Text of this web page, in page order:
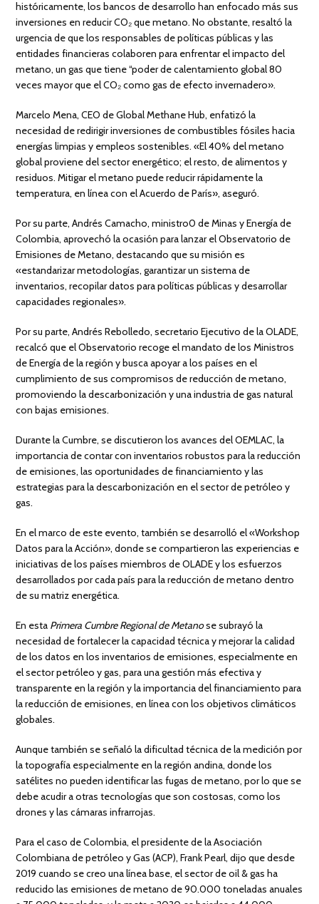
históricamente, los bancos de desarrollo han enfocado más sus
inversiones en reducir CO₂ que metano. No obstante, resaltó la
urgencia de que los responsables de políticas públicas y las
entidades financieras colaboren para enfrentar el impacto del
metano, un gas que tiene “poder de calentamiento global 80
veces mayor que el CO₂ como gas de efecto invernadero».
Marcelo Mena, CEO de Global Methane Hub, enfatizó la
necesidad de redirigir inversiones de combustibles fósiles hacia
energías limpias y empleos sostenibles. «El 40% del metano
global proviene del sector energético; el resto, de alimentos y
residuos. Mitigar el metano puede reducir rápidamente la
temperatura, en línea con el Acuerdo de París», aseguró.
Por su parte, Andrés Camacho, ministro0 de Minas y Energía de
Colombia, aprovechó la ocasión para lanzar el Observatorio de
Emisiones de Metano, destacando que su misión es
«estandarizar metodologías, garantizar un sistema de
inventarios, recopilar datos para políticas públicas y desarrollar
capacidades regionales».
Por su parte, Andrés Rebolledo, secretario Ejecutivo de la OLADE,
recalcó que el Observatorio recoge el mandato de los Ministros
de Energía de la región y busca apoyar a los países en el
cumplimiento de sus compromisos de reducción de metano,
promoviendo la descarbonización y una industria de gas natural
con bajas emisiones.
Durante la Cumbre, se discutieron los avances del OEMLAC, la
importancia de contar con inventarios robustos para la reducción
de emisiones, las oportunidades de financiamiento y las
estrategias para la descarbonización en el sector de petróleo y
gas.
En el marco de este evento, también se desarrolló el «Workshop
Datos para la Acción», donde se compartieron las experiencias e
iniciativas de los países miembros de OLADE y los esfuerzos
desarrollados por cada país para la reducción de metano dentro
de su matriz energética.
En esta Primera Cumbre Regional de Metanose subrayó la
necesidad de fortalecer la capacidad técnica y mejorar la calidad
de los datos en los inventarios de emisiones, especialmente en
el sector petróleo y gas, para una gestión más efectiva y
transparente en la región y la importancia del financiamiento para
la reducción de emisiones, en línea con los objetivos climáticos
globales.
Aunque también se señaló la dificultad técnica de la medición por
la topografía especialmente en la región andina, donde los
satélites no pueden identificar las fugas de metano, por lo que se
debe acudir a otras tecnologías que son costosas, como los
drones y las cámaras infrarrojas.
Para el caso de Colombia, el presidente de la Asociación
Colombiana de petróleo y Gas (ACP), Frank Pearl, dijo que desde
2019 cuando se creo una línea base, el sector de oil & gas ha
reducido las emisiones de metano de 90.000 toneladas anuales